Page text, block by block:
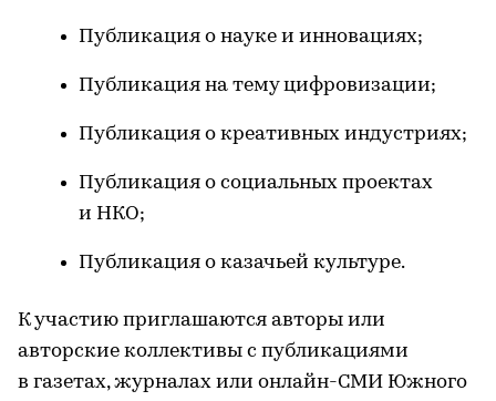
Публикация о науке и инновациях;
Публикация на тему цифровизации;
Публикация о креативных индустриях;
Публикация о социальных проектах
и НКО;
Публикация о казачьей культуре.
К участию приглашаются авторы или
авторские коллективы с публикациями
в газетах, журналах или онлайн-СМИ Южного